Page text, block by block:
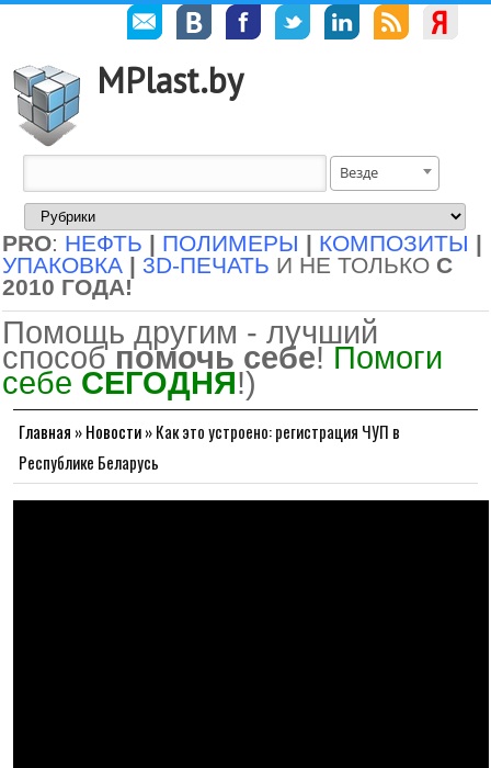
MPlast.by
Везде
PRO: НЕФТЬ | ПОЛИМЕРЫ | КОМПОЗИТЫ |
УПАКОВКА | 3D-ПЕЧАТЬ И НЕ ТОЛЬКО С
2010 ГОДА!
Помощь другим - лучший
способ помочь себе! Помоги
себе СЕГОДНЯ!)
Главная »Новости»Как это устроено: регистрация ЧУП в
Республике Беларусь